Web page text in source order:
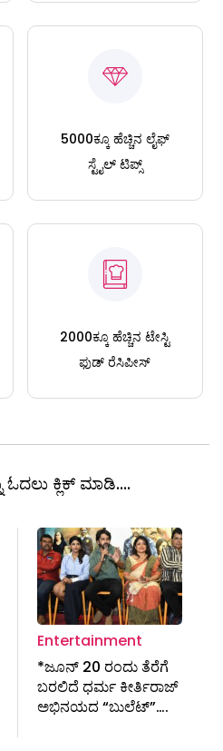
5000ಕ್ಕೂ ಹೆಚ್ಚಿನ ಲೈಫ್
ಸ್ಟೈಲ್ ಟಿಪ್ಸ್
2000ಕ್ಕೂ ಹೆಚ್ಚಿನ ಟೇಸ್ಟಿ
ಫುಡ್ ರೆಸಿಪೀಸ್
ಓದಲು ಕ್ಲಿಕ್ ಮಾಡಿ....
Entertainment
*ಜೂನ್ 20 ರಂದು ತೆರೆಗೆ
ಬರಲಿದೆ ಧರ್ಮ ಕೀರ್ತಿರಾಜ್
ಅಭಿನಯದ “ಬುಲೆಟ್”….